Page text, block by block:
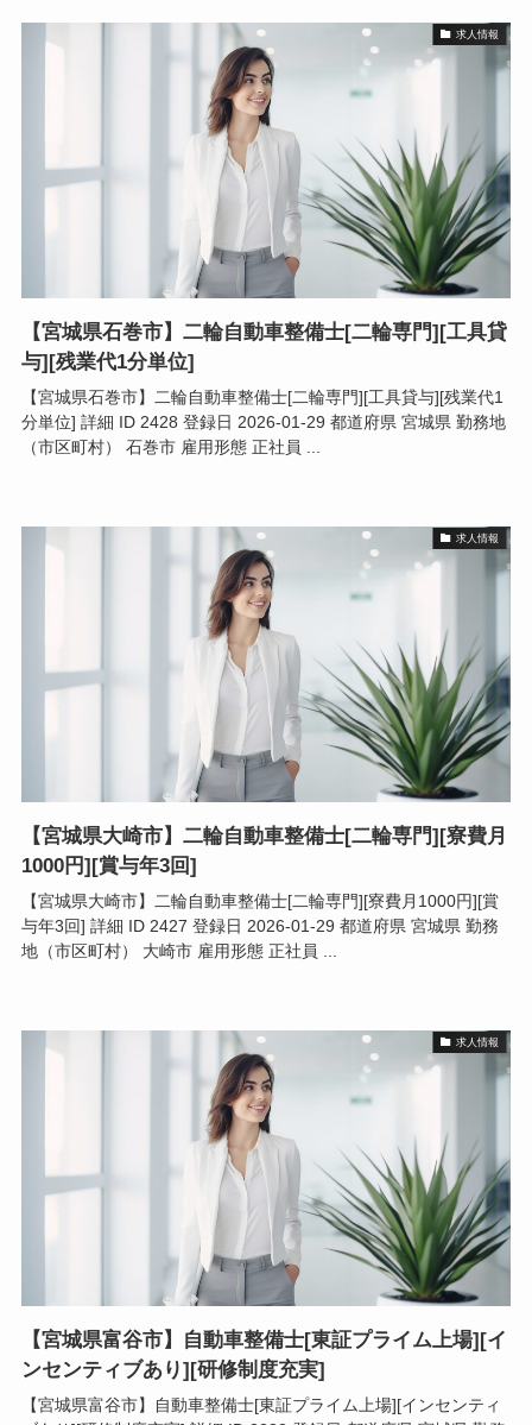
求人情報
【宮城県石巻市】二輪自動車整備士[二輪専門][工具貸
与][残業代1分単位]
【宮城県石巻市】二輪自動車整備士[二輪専門][工具貸与][残業代1
分単位] 詳細 ID 2428 登録日 2026-01-29 都道府県 宮城県 勤務地
（市区町村） 石巻市 雇用形態 正社員 ...
求人情報
【宮城県大崎市】二輪自動車整備士[二輪専門][寮費月
1000円][賞与年3回]
【宮城県大崎市】二輪自動車整備士[二輪専門][寮費月1000円][賞
与年3回] 詳細 ID 2427 登録日 2026-01-29 都道府県 宮城県 勤務
地（市区町村） 大崎市 雇用形態 正社員 ...
求人情報
【宮城県富谷市】自動車整備士[東証プライム上場][イ
ンセンティブあり][研修制度充実]
【宮城県富谷市】自動車整備士[東証プライム上場][インセンティ